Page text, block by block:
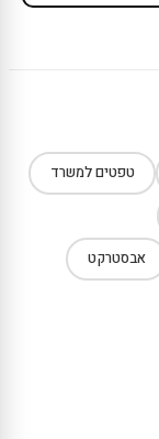
טפטים למשרד
אבסטרקט